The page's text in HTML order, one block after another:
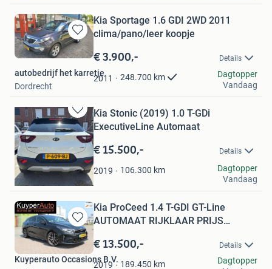
Bewaren
in
Favorieten
Kia Sportage 1.6 GDI 2WD 2011
clima/pano/leer koopje
€ 3.900,- Details
2011 248.700 km
autobedrijf het karretje
Dordrecht
Dagtopper
Vandaag
Bewaren
in
Mijn
Favorieten
Kia Stonic (2019) 1.0 T-GDi
ExecutiveLine Automaat
€ 15.500,- Details
2019 106.300 km
M.Ciftci
Tilburg
Dagtopper
Vandaag
Bewaren
in
Mijn
Favorieten
Kia ProCeed 1.4 T-GDI GT-Line
AUTOMAAT RIJKLAAR PRIJS
€ 13.500,- Details
2019 189.450 km
Kuyperauto Occasions B.V.
Dagtopper